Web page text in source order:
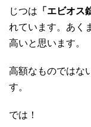
じつは 「エビオ
れています。あく
高いと思います。
高額なものではな
す。
では！